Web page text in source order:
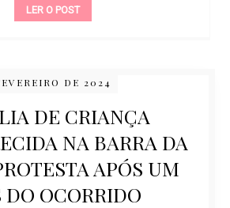
LER O POST
DE 2024
DE CRIANÇA
NA BARRA DA
APÓS UM
DO OCORRIDO